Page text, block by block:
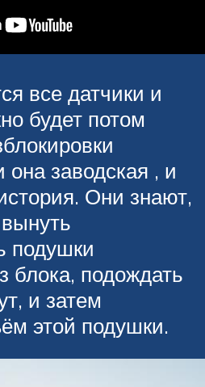
все датчики и
будет потом
заводская , и
Они знают,
подушки
блока, подождать
и затем
этой подушки.